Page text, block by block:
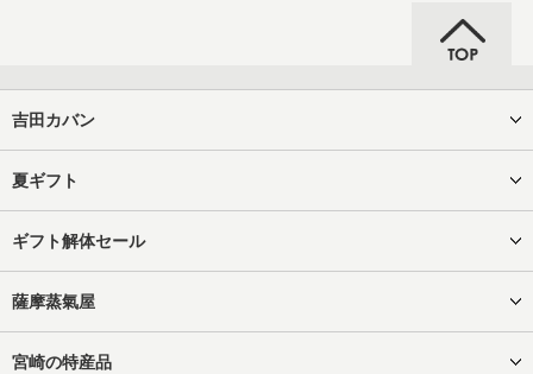
吉田カバン
夏ギフト
ギフト解体セール
薩摩蒸氣屋
宮崎の特産品